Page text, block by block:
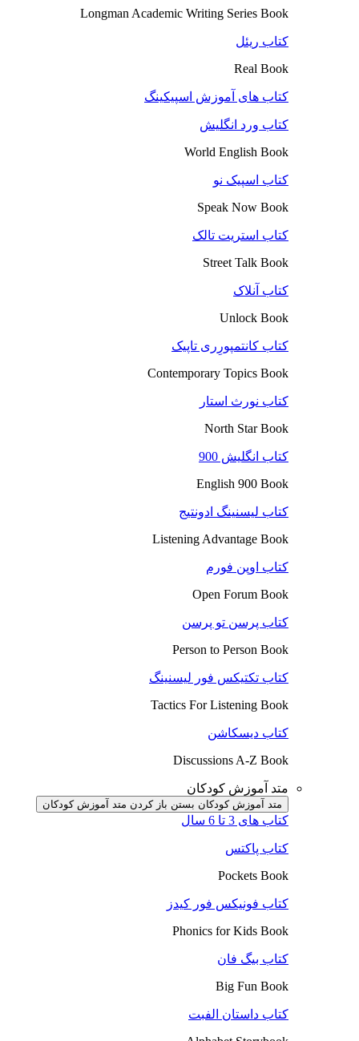
Longman Academic Writing Series Book
کتاب ریئل
Real Book
کتاب های آموزش اسپیکینگ
کتاب ورد انگلیش
World English Book
کتاب اسپیک نو
Speak Now Book
کتاب استریت تالک
Street Talk Book
کتاب آنلاک
Unlock Book
کتاب کانتمپورِری تاپیک
Contemporary Topics Book
کتاب نورث استار
North Star Book
کتاب انگلیش 900
English 900 Book
کتاب لیسنینگ ادونتیج
Listening Advantage Book
کتاب اوپن فورم
Open Forum Book
کتاب پرسن تو پرسن
Person to Person Book
کتاب تکتیکس فور لیسنینگ
Tactics For Listening Book
کتاب دیسکاشن
Discussions A-Z Book
متد آموزش کودکان
متد آموزش کودکان بستن باز کردن متد آموزش کودکان
کتاب های 3 تا 6 سال
کتاب پاکتس
Pockets Book
کتاب فونیکس فور کیدز
Phonics for Kids Book
کتاب بیگ فان
Big Fun Book
کتاب داستان الفبت